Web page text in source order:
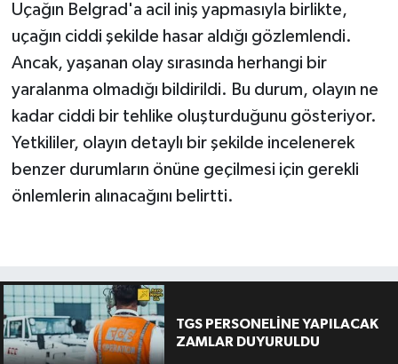
Uçağın Belgrad'a acil iniş yapmasıyla birlikte,
uçağın ciddi şekilde hasar aldığı gözlemlendi.
Ancak, yaşanan olay sırasında herhangi bir
yaralanma olmadığı bildirildi. Bu durum, olayın ne
kadar ciddi bir tehlike oluşturduğunu gösteriyor.
Yetkililer, olayın detaylı bir şekilde incelenerek
benzer durumların önüne geçilmesi için gerekli
önlemlerin alınacağını belirtti.
TGS PERSONELİNE YAPILACAK
ZAMLAR DUYURULDU